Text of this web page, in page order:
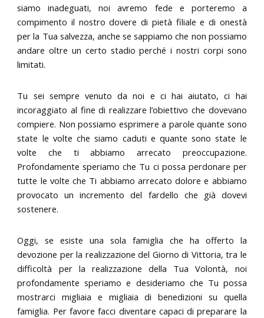
siamo inadeguati, noi avremo fede e porteremo a
compimento il nostro dovere di pietà filiale e di onestà
per la Tua salvezza, anche se sappiamo che non possiamo
andare oltre un certo stadio perché i nostri corpi sono
limitati.
Tu sei sempre venuto da noi e ci hai aiutato, ci hai
incoraggiato al fine di realizzare l’obiettivo che dovevano
compiere. Non possiamo esprimere a parole quante sono
state le volte che siamo caduti e quante sono state le
volte che ti abbiamo arrecato preoccupazione.
Profondamente speriamo che Tu ci possa perdonare per
tutte le volte che Ti abbiamo arrecato dolore e abbiamo
provocato un incremento del fardello che già dovevi
sostenere.
Oggi, se esiste una sola famiglia che ha offerto la
devozione per la realizzazione del Giorno di Vittoria, tra le
difficoltà per la realizzazione della Tua Volontà, noi
profondamente speriamo e desideriamo che Tu possa
mostrarci migliaia e migliaia di benedizioni su quella
famiglia. Per favore facci diventare capaci di preparare la